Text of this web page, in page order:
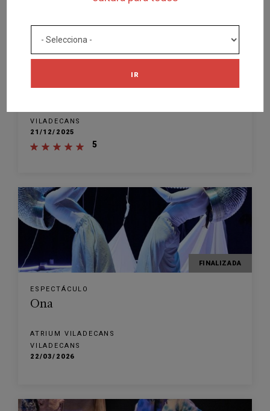
IR
VILADECANS
21/12/2025
5
FINALIZADA
ESPECTÁCULO
Ona
ATRIUM VILADECANS
VILADECANS
22/03/2026